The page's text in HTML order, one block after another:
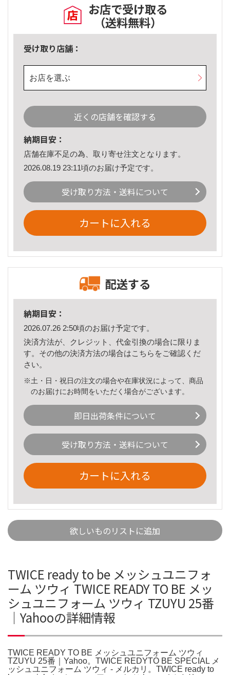
お店で受け取る
（送料無料）
受け取り店舗：
お店を選ぶ
近くの店舗を確認する
納期目安：
店舗在庫不足の為、取り寄せ注文となります。
2026.08.19 23:11頃のお届け予定です。
受け取り方法・送料について
カートに入れる
配送する
納期目安：
2026.07.26 2:50頃のお届け予定です。
決済方法が、クレジット、代金引換の場合に限りま
す。その他の決済方法の場合はこちら をご確認くだ
さい。
※土・日・祝日の注文の場合や在庫状況によって、商品
のお届けにお時間をいただく場合がございます。
即日出荷条件について
受け取り方法・送料について
カートに入れる
欲しいものリストに追加
TWICE ready to be メッシュユニフォ
ーム ツウィ TWICE READY TO BE メッ
シュユニフォーム ツウィ TZUYU 25番
｜Yahooの詳細情報
TWICE READY TO BE メッシュユニフォーム ツウィ
TZUYU 25番｜Yahoo。TWICE REDYTO BE SPECIAL メ
ッシュユニフォーム ツウィ - メルカリ。TWICE ready to